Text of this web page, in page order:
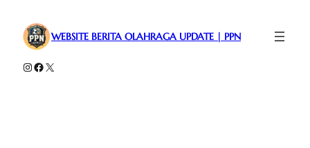
WEBSITE BERITA OLAHRAGA UPDATE | PPN
Instagram
Facebook
X